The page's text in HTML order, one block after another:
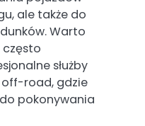
ale także do
Warto
często
służby
road, gdzie
pokonywania